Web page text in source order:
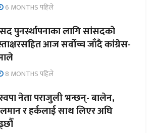
6 MONTHS पहिले
पुनर्स्थापनाका लागि सांसदको
आज सर्वोच्च जाँदै कांग्रेस-
8 MONTHS पहिले
नेता पराजुली भन्छन्- बालेन,
र हर्कलाई साथ लिएर अघि